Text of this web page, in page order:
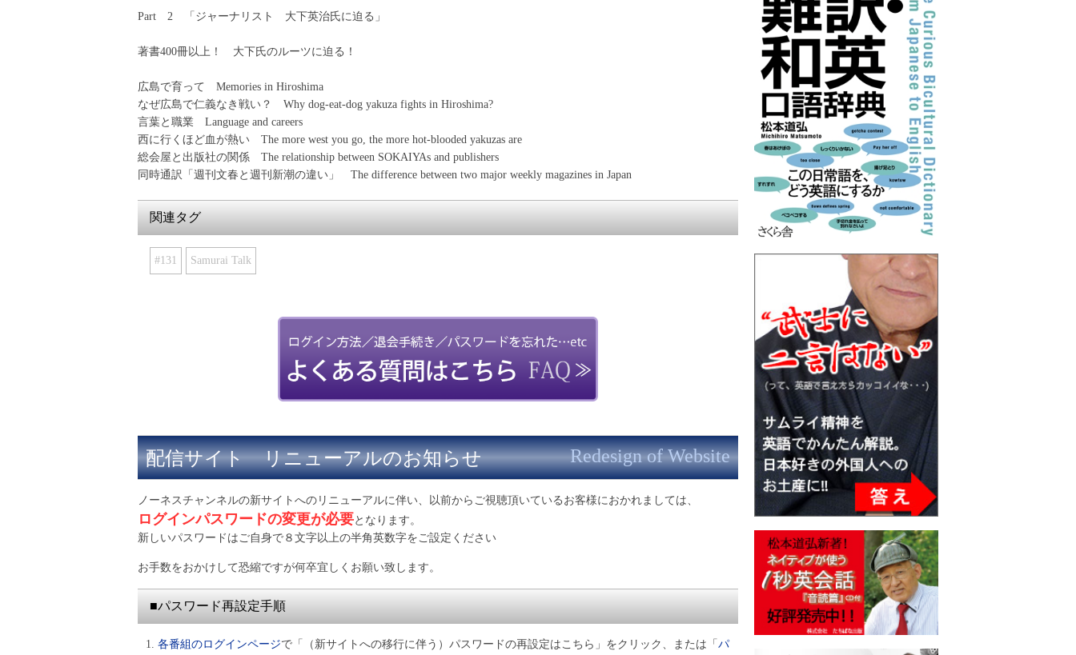
Part 2 「ジャーナリスト 大下英治氏に迫る」
著書400冊以上！ 大下氏のルーツに迫る！
広島で育って Memories in Hiroshima
なぜ広島で仁義なき戦い？ Why dog-eat-dog yakuza fights in Hiroshima?
言葉と職業 Language and careers
西に行くほど血が熱い The more west you go, the more hot-blooded yakuzas are
総会屋と出版社の関係 The relationship between SOKAIYAs and publishers
同時通訳「週刊文春と週刊新潮の違い」 The difference between two major weekly magazines in Japan
関連タグ
#131 Samurai Talk
配信サイト リニューアルのお知らせ Redesign of Website
ノーネスチャンネルの新サイトへのリニューアルに伴い、以前からご視聴頂いているお客様におかれましては、
ログインパスワードの変更が必要となります。
新しいパスワードはご自身で８文字以上の半角英数字をご設定ください
お手数をおかけして恐縮ですが何卒宜しくお願い致します。
■パスワード再設定手順
各番組のログインページで「（新サイトへの移行に伴う）パスワードの再設定はこちら」をクリック、または「 パ